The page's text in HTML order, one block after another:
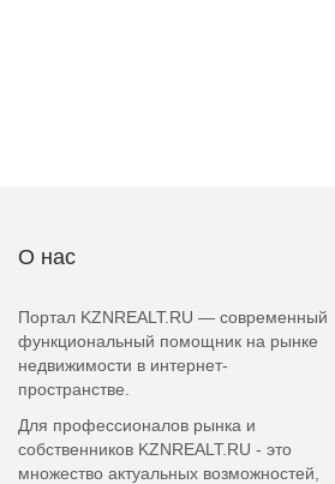
О нас
Портал KZNREALT.RU — современный
функциональный помощник на рынке
недвижимости в интернет-
пространстве.
Для профессионалов рынка и
собственников KZNREALT.RU - это
множество актуальных возможностей,